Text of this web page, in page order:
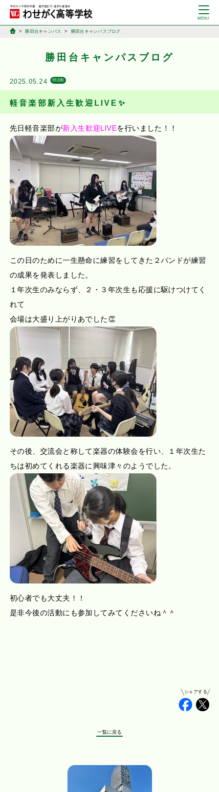
勝田台キャンパス 勝田台キャンパスブログ
勝田台キャンパスブログ
2025.05.24 部活動
軽音楽部新入生歓迎LIVE✨
先日軽音楽部が新入生歓迎LIVEを行いました！！
この日のために一生懸命に練習をしてきた２バンドが練習
の成果を発表しました。
１年次生のみならず、２・３年次生も応援に駆けつけてく
れて
会場は大盛り上がりあでした👏
その後、交流会と称して楽器の体験会を行い、１年次生た
ちは初めてくれる楽器に興味津々のようでした。
初心者でも大丈夫！！
是非今後の活動にも参加してみてくださいね＾＾
シェアする
一覧に戻る